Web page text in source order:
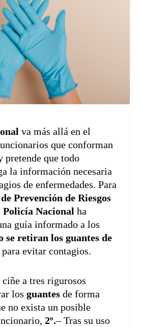
va más allá en el
que conforman
pretende que todo
la información necesaria
de enfermedades. Para
Prevención de Riesgos
Policía Nacionalha
guía informado a los
se retiran los guantes de
para evitar contagios.
a tres rigurosos
losguantes de forma
no exista un posible
2º.– Tras su uso